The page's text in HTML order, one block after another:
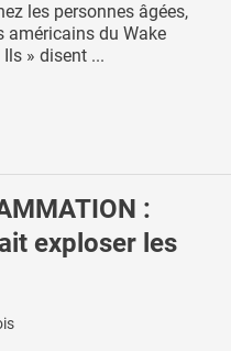
les personnes âgées,
américains du Wake
» disent ...
:
exploser les